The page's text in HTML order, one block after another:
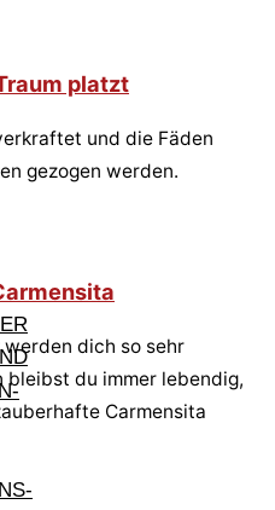
platzt
und die Fäden
gezogen werden.
werden dich so sehr
bleibst du immer lebendig,
Carmensita